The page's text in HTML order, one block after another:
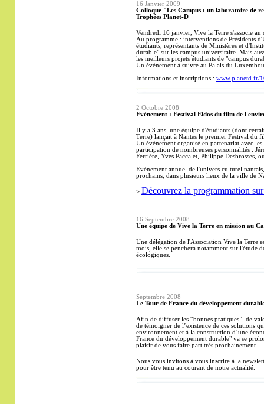
16 Janvier 2009
Colloque "Les Campus : un laboratoire de
Trophées Planet-D
Vendredi 16 janvier, Vive la Terre s'associe
Au programme : interventions de Présidents
étudiants, représentants de Ministères et
durable" sur les campus universitaire. Mais
les meilleurs projets étudiants de "campus
Un évènement à suivre au Palais du
Informations et inscriptions : www.planetd.fr/
2 Octobre2008
Evènement : Festival Eidos du film de
Il y a 3 ans, une équipe d'étudiants (dont
Terre) lançait à Nantes le premier Festival du
Un évènement organisé en partenariat avec
participation de nombreuses personnalités :
Ferrière, Yves Paccalet, Philippe Desbrosses,
Evènement annuel de l'univers culturel
prochains, dans plusieurs lieux de la ville de
> Découvrez la programmation
16 Septembre2008
Une équipe de Vive la Terre en mission au
Une délégation de l'Association Vive la Terre
mois, elle se penchera notamment sur l'étude
écologiques.
Septembre2008
Le Tour de France du développement
Afin de diffuser les “bonnes pratiques”, de
de témoigner de l’existence de ces solutions
environnement et à la construction d’une
France du développement durable" va se
plaisir de vous faire part très prochainement.
Nous vous invitons à vous inscrire à la
pour être tenu au courant de notre actualité.